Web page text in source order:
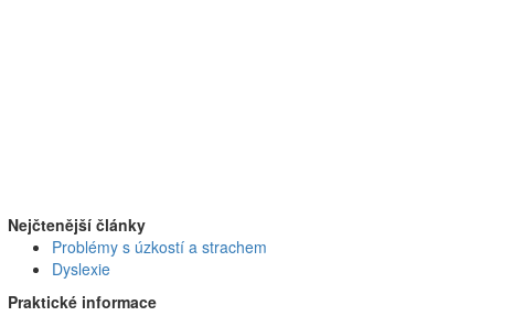
Nejčtenější články
Problémy s úzkostí a strachem
Dyslexie
Praktické informace